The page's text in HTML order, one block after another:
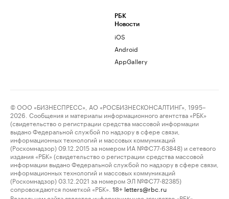
РБК
Новости
iOS
Android
AppGallery
© ООО «БИЗНЕСПРЕСС», АО «РОСБИЗНЕСКОНСАЛТИНГ», 1995–
2026. Сообщения и материалы информационного агентства «РБК»
(свидетельство о регистрации средства массовой информации
выдано Федеральной службой по надзору в сфере связи,
информационных технологий и массовых коммуникаций
(Роскомнадзор) 09.12.2015 за номером ИА №ФС77-63848) и сетевого
издания «РБК» (свидетельство о регистрации средства массовой
информации выдано Федеральной службой по надзору в сфере связи,
информационных технологий и массовых коммуникаций
(Роскомнадзор) 03.12.2021 за номером ЭЛ №ФС77-82385)
сопровождаются пометкой «РБК».
18+ letters@rbc.ru